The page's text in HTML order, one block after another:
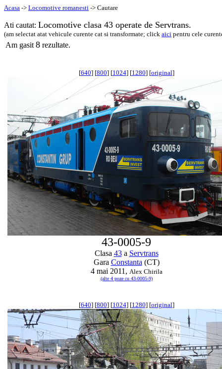
Acasa -> Locomotive romanesti -> Cautare
Ati cautat: Locomotive clasa 43 operate de Servtrans.
(am selectat atat vehicule curente cat si transformate; click aici pentru cele
Am gasit 8 rezultate.
[640] [800] [1024] [1280] [original]
43-0005-9
Clasa 43a Servtrans
Gara Constanta (CT)
4 mai 2011, Alex Chirila
(alte 4 poze cu 43-0005-9)
[640] [800] [1024] [1280] [original]